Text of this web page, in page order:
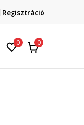
Regisztráció
0 0